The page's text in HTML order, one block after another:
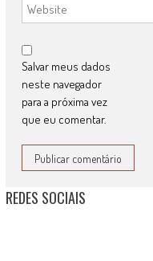
Salvar meus dados
neste navegador
para a próxima vez
que eu comentar.
REDES SOCIAIS